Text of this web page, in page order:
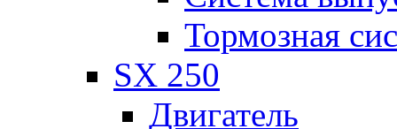
Тормозная
SX 250
Двигатель